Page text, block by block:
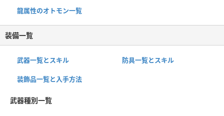
龍属性のオトモン一覧
装備一覧
武器一覧とスキル 防具一覧とスキル
装飾品一覧と入手方法
武器種別一覧